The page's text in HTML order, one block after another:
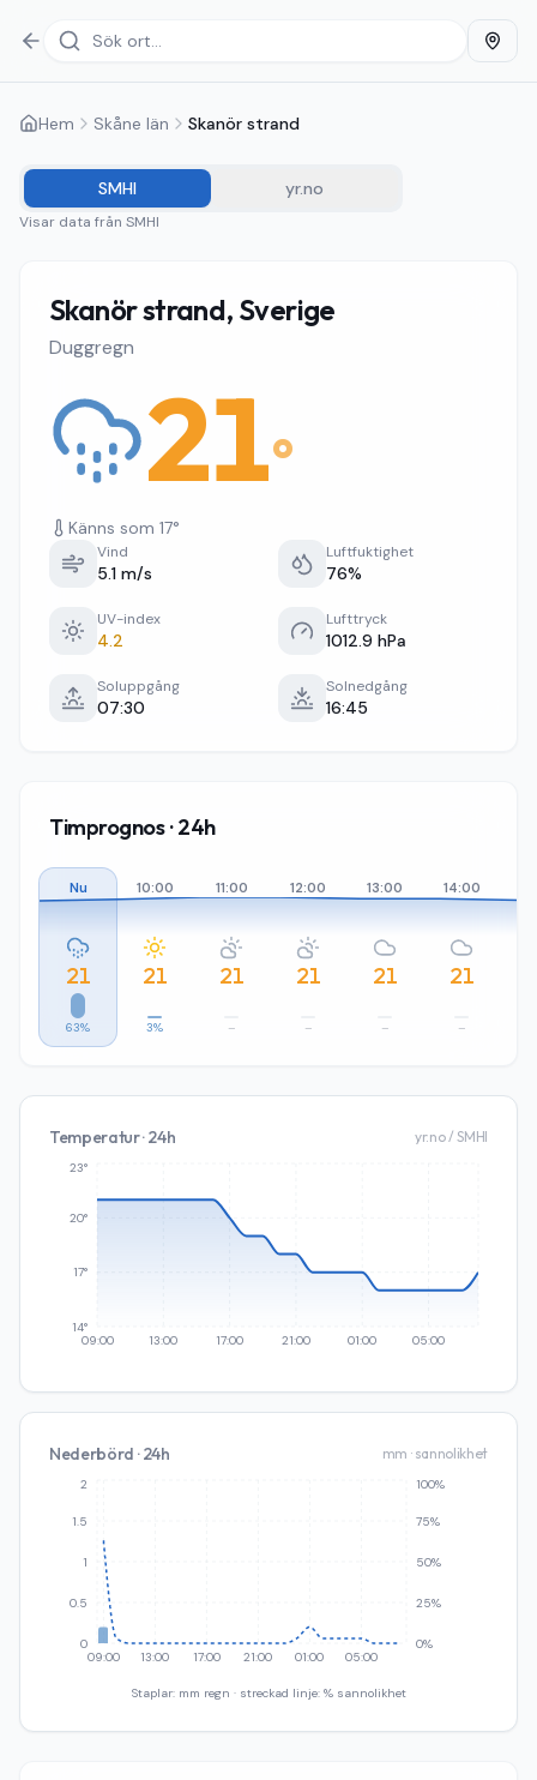
Hem Skåne län Skanör strand
SMHI yr.no
Visar data från SMHI
Skanör strand, Sverige
Duggregn
21°
Känns som 17°
Vind
5.1 m/s
Luftfuktighet
76%
UV-index
4.2
Lufttryck
1012.9 hPa
Soluppgång
07:30
Solnedgång
16:45
Timprognos · 24h
Nu
21
63%
10:00
21
3%
11:00
21
–
12:00
21
–
13:00
21
–
14:00
21
–
Temperatur · 24h yr.no / SMHI
09:00 13:00 17:00 21:00 01:00 05:00
14°
17°
20°
23°
Nederbörd · 24h mm · sannolikhet
09:00 13:00 17:00 21:00 01:00 05:00
0
0.5
1
1.5
2
0%
25%
50%
75%
100%
Staplar: mm regn · streckad linje: % sannolikhet